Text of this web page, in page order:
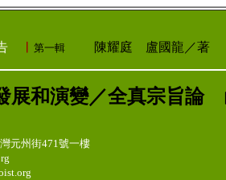
第一輯 陳耀庭 盧國龍／著
展和演變／全真宗旨論︳
元州街471號一樓